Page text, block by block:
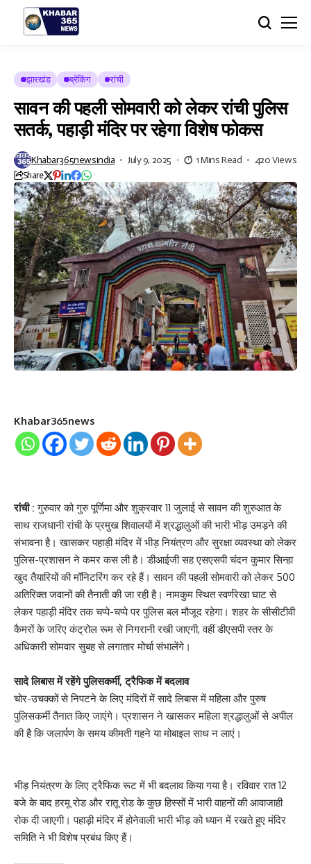
झारखंड ब्रेकिंग रांची
सावन की पहली सोमवारी को लेकर रांची पुलिस
सतर्क, पहाड़ी मंदिर पर रहेगा विशेष फोकस
Khabar365newsindia July 9, 2025 1 Mins Read 420 Views
Share
Khabar365news
रांची : गुरुवार को गुरु पूर्णिमा और शुक्रवार 11 जुलाई से सावन की शुरुआत के
साथ राजधानी रांची के प्रमुख शिवालयों में श्रद्धालुओं की भारी भीड़ उमड़ने की
संभावना है। खासकर पहाड़ी मंदिर में भीड़ नियंत्रण और सुरक्षा व्यवस्था को लेकर
पुलिस-प्रशासन ने कमर कस ली है। डीआईजी सह एसएसपी चंदन कुमार सिन्हा
खुद तैयारियों की मॉनिटरिंग कर रहे हैं। सावन की पहली सोमवारी को लेकर 500
अतिरिक्त जवानों की तैनाती की जा रही है। नामकुम स्थित स्वर्णरेखा घाट से
लेकर पहाड़ी मंदिर तक चप्पे-चप्पे पर पुलिस बल मौजूद रहेगा। शहर के सीसीटीवी
कैमरों के जरिए कंट्रोल रूम से निगरानी रखी जाएगी, वहीं डीएसपी स्तर के
अधिकारी सोमवार सुबह से लगातार मोर्चा संभालेंगे।
सादे लिबास में रहेंगे पुलिसकर्मी, ट्रैफिक में बदलाव
चोर-उचक्कों से निपटने के लिए मंदिरों में सादे लिबास में महिला और पुरुष
पुलिसकर्मी तैनात किए जाएंगे। प्रशासन ने खासकर महिला श्रद्धालुओं से अपील
की है कि जलार्पण के समय कीमती गहने या मोबाइल साथ न लाएं।
भीड़ नियंत्रण के लिए ट्रैफिक रूट में भी बदलाव किया गया है। रविवार रात 12
बजे के बाद हरमू रोड और रातू रोड के कुछ हिस्सों में भारी वाहनों की आवाजाही
रोक दी जाएगी। पहाड़ी मंदिर में होनेवाली भारी भीड़ को ध्यान में रखते हुए मंदिर
समिति ने भी विशेष प्रबंध किए हैं।